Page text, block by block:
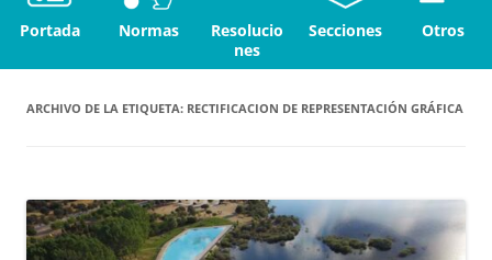
Portada Normas
Resolucio
nes
Secciones Otros
ARCHIVO DE LA ETIQUETA: RECTIFICACION DE REPRESENTACIÓN GRÁFICA